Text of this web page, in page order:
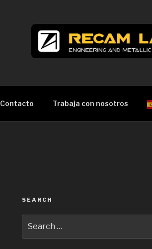
Contacto Trabaja con nosotros
SEARCH